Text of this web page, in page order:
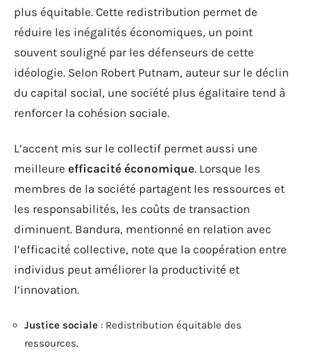
plus équitable. Cette redistribution permet de
réduire les inégalités économiques, un point
souvent souligné par les défenseurs de cette
idéologie. Selon Robert Putnam, auteur sur le déclin
du capital social, une société plus égalitaire tend à
renforcer la cohésion sociale.
L’accent mis sur le collectif permet aussi une
meilleure efficacité économique. Lorsque les
membres de la société partagent les ressources et
les responsabilités, les coûts de transaction
diminuent. Bandura, mentionné en relation avec
l’efficacité collective, note que la coopération entre
individus peut améliorer la productivité et
l’innovation.
Justice sociale : Redistribution équitable des
ressources.